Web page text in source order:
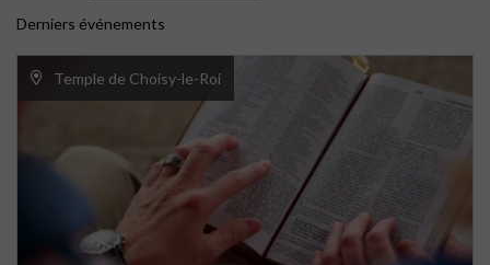
Derniers événements
Temple de Choisy-le-Roi